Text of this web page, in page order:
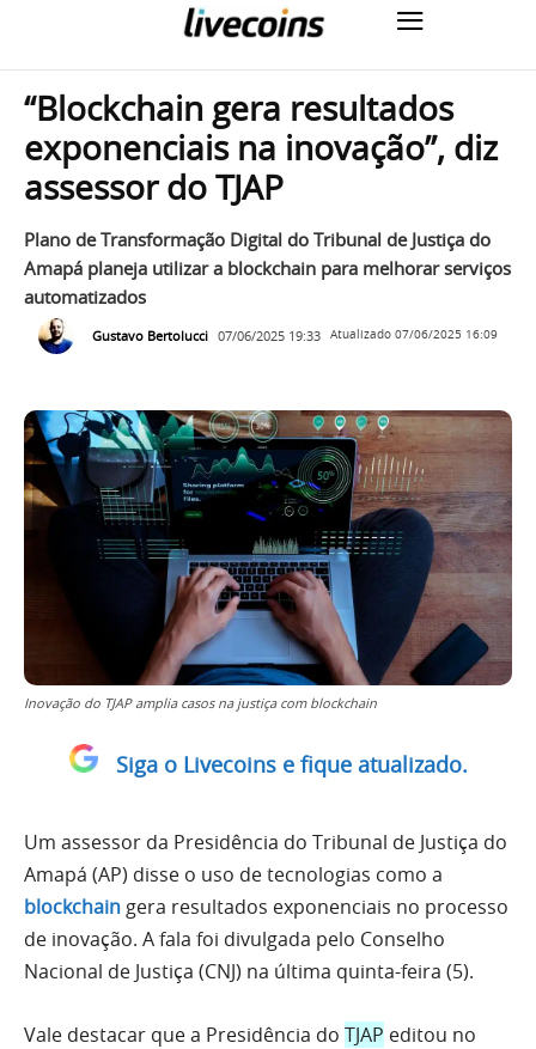
“Blockchain gera resultados
exponenciais na inovação”, diz
assessor do TJAP
Plano de Transformação Digital do Tribunal de Justiça do
Amapá planeja utilizar a blockchain para melhorar serviços
automatizados
Gustavo Bertolucci 07/06/2025 19:33 Atualizado 07/06/2025 16:09
Inovação do TJAP amplia casos na justiça com blockchain
Siga o Livecoins e fique atualizado.
Um assessor da Presidência do Tribunal de Justiça do
Amapá (AP) disse o uso de tecnologias como a
blockchain gera resultados exponenciais no processo
de inovação. A fala foi divulgada pelo Conselho
Nacional de Justiça (CNJ) na última quinta-feira (5).
Vale destacar que a Presidência do TJAP editou no